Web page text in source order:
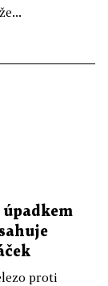
úpadkem
proti